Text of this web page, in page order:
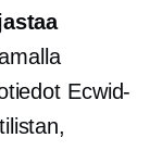
Ecwid-